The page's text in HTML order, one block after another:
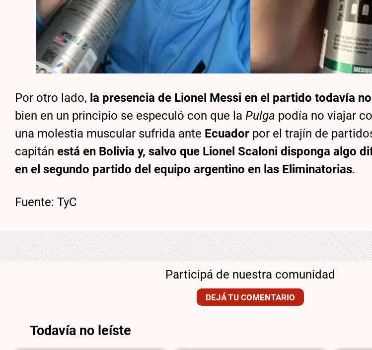
Por otro lado, la presencia de Lionel Messi en el partido todavía
bien en un principio se especuló con que la Pulga podía no viajar
una molestia muscular sufrida ante Ecuador por el trajín de
capitánestá en Bolivia y, salvo que Lionel Scaloni disponga algo
en el segundo partido del equipo argentino en las Eliminatorias.
Fuente: TyC
Participá de nuestra comunidad
DEJÁ TU COMENTARIO
Todavía no leíste